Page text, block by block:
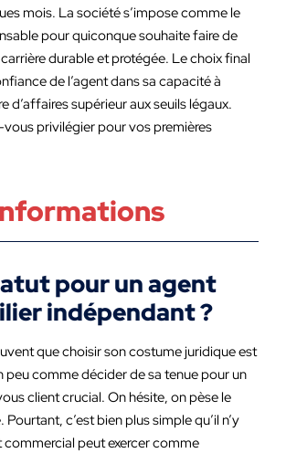
mois. La société s’impose comme le
pour quiconque souhaite faire de
durable et protégée. Le choix final
de l’agent dans sa capacité à
d’affaires supérieur aux seuils légaux.
privilégier pour vos premières
pour un agent
indépendant ?
que choisir son costume juridique est
peu comme décider de sa tenue pour un
client crucial. On hésite, on pèse le
c’est bien plus simple qu’il n’y
commercial peut exercer comme